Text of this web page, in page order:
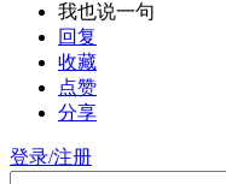
我也说一句
回复
收藏
点赞
分享
登录/注册